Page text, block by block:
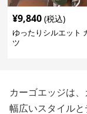
¥9,840 (税込)
ゆったりシルエット
ツ
カーゴエッジは
幅広いスタイル